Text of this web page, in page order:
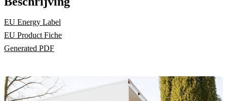
EU Energy Label
EU Product Fiche
Generated PDF